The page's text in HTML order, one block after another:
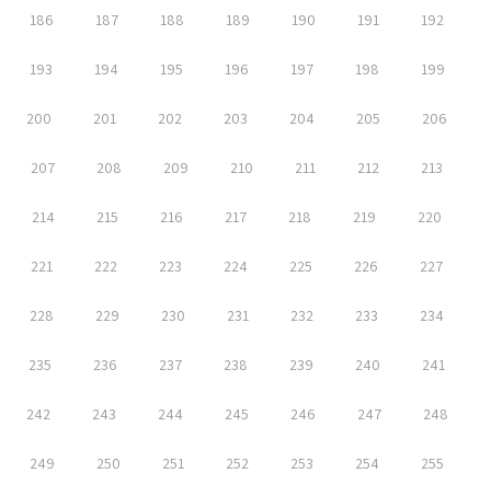
186 187 188 189 190 191 192
193 194 195 196 197 198 199
200 201 202 203 204 205 206
207 208 209 210 211 212 213
214 215 216 217 218 219 220
221 222 223 224 225 226 227
228 229 230 231 232 233 234
235 236 237 238 239 240 241
242 243 244 245 246 247 248
249 250 251 252 253 254 255